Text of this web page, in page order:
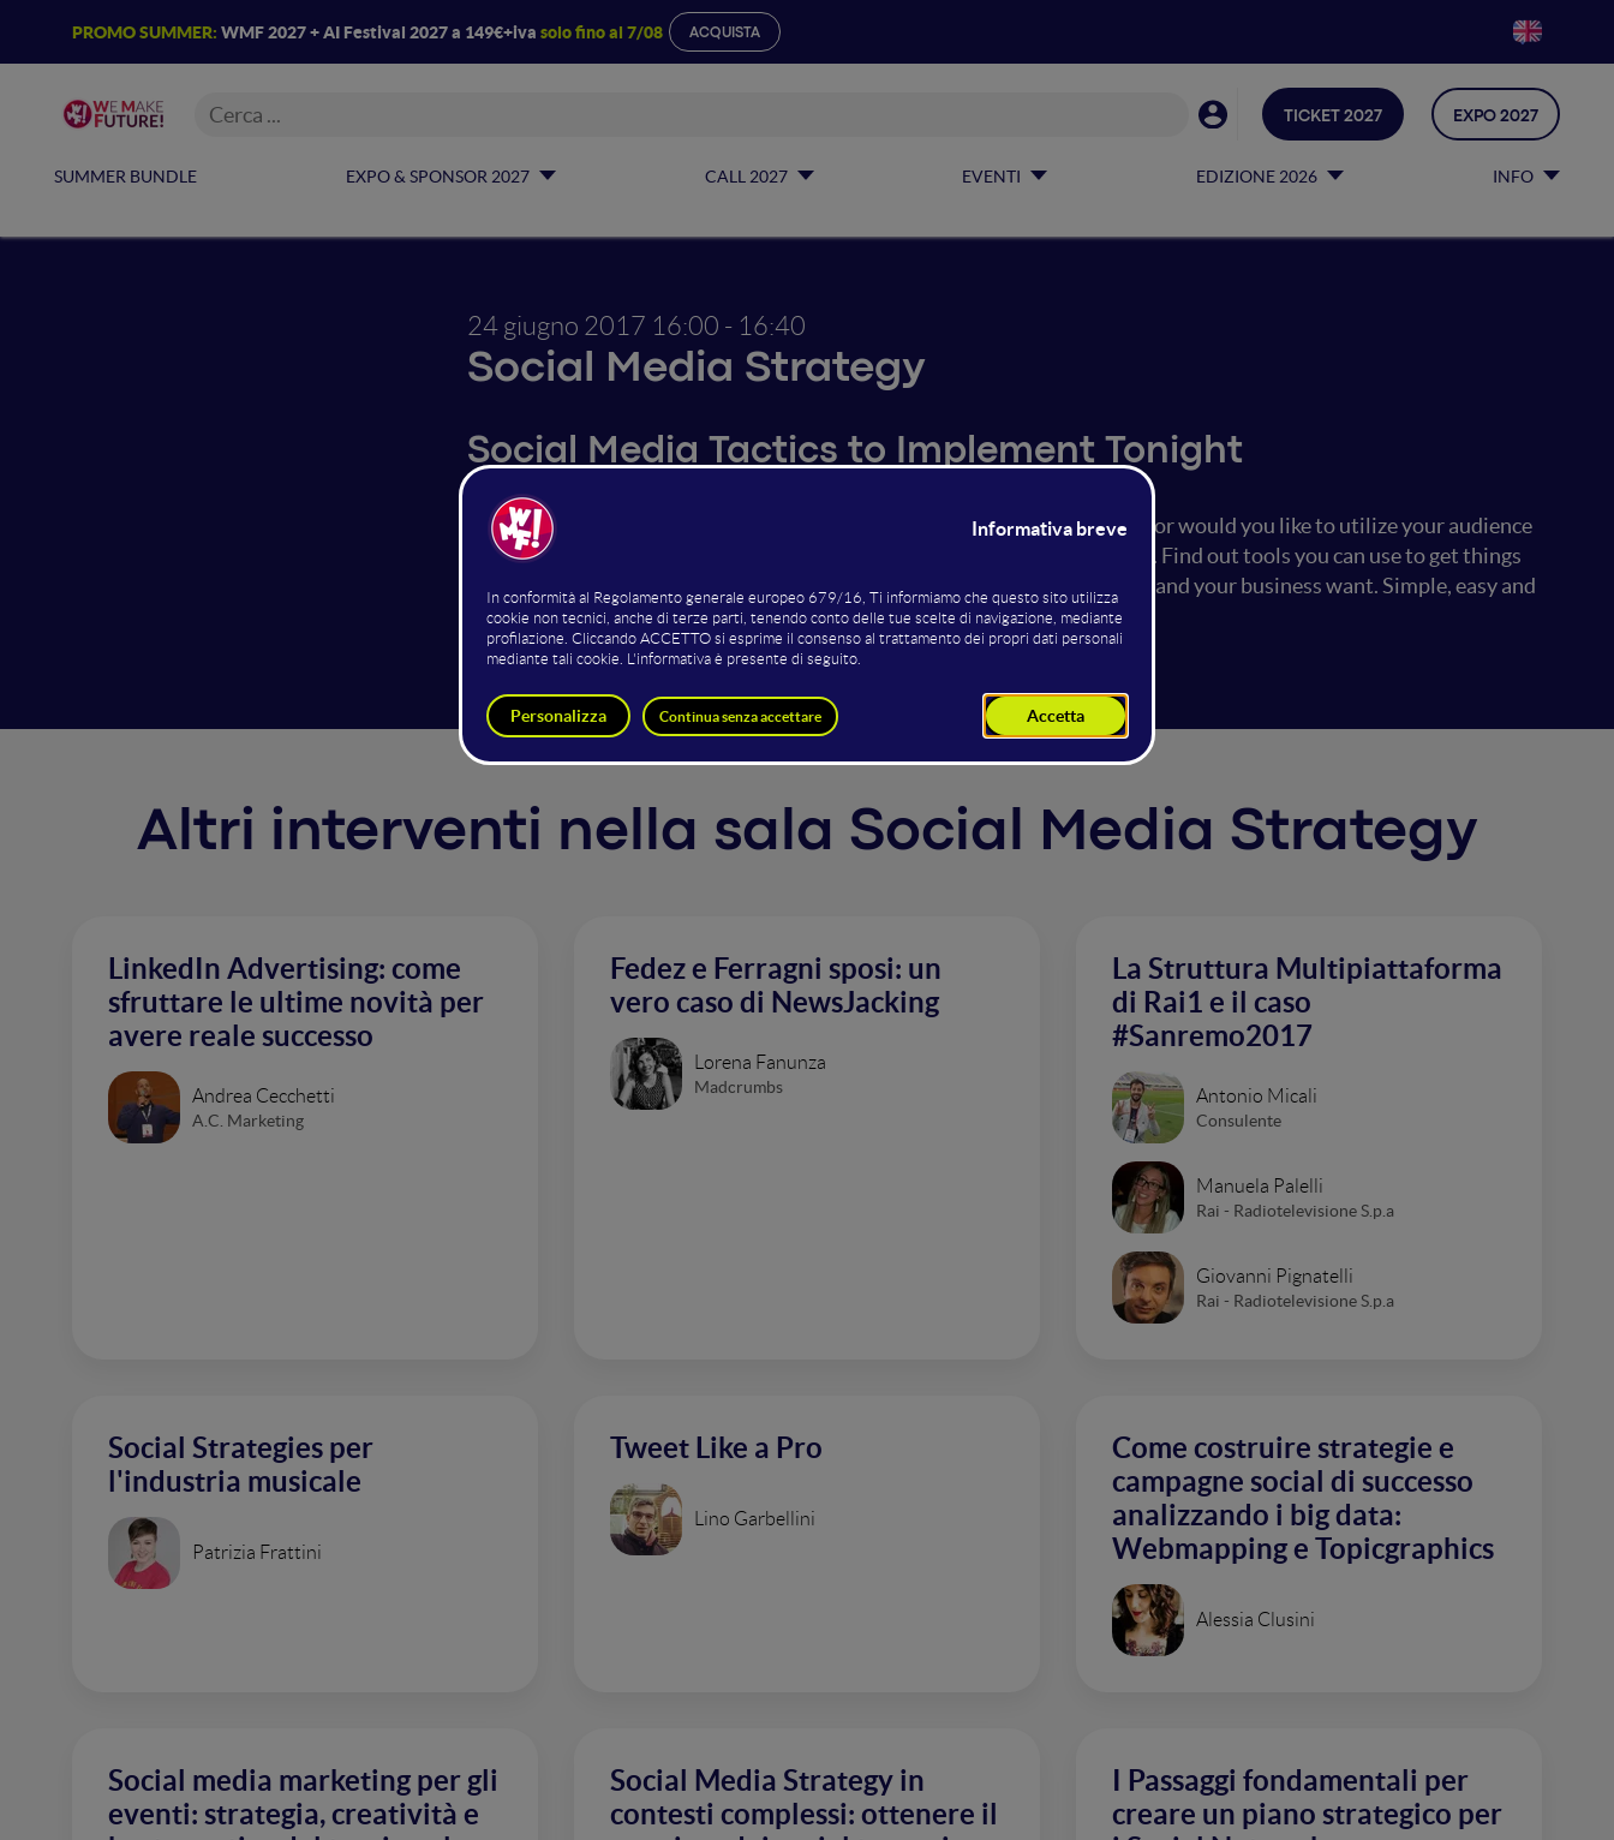
PROMO SUMMER: WMF 2027 + AI Festival 2027 a 149€+iva solo fino al 7/08 ACQUISTA
SUMMER BUNDLE EXPO & SPONSOR 2027 CALL 2027 EVENTI EDIZIONE 2026 INFO
TICKET 2027 EXPO 2027
24 giugno 2017 16:00 - 16:40
Social Media Strategy
Social Media Tactics to Implement Tonight
Do you run social media accounts but feel like you never have enough time or would you like to utilize your audience
better way? Discover how to work efficiently, save time and increase reach. Find out tools you can use to get things
done, how to distribute content between channels, and get the results you and your business want. Simple, easy and
without spending millions.
Altri interventi nella sala Social Media Strategy
LinkedIn Advertising: come
sfruttare le ultime novità per
avere reale successo
Andrea Cecchetti
A.C. Marketing
Fedez e Ferragni sposi: un
vero caso di NewsJacking
Lorena Fanunza
Madcrumbs
La Struttura Multipiattaforma
di Rai1 e il caso
#Sanremo2017
Antonio Micali
Consulente
Manuela Palelli
Rai - Radiotelevisione S.p.a
Giovanni Pignatelli
Rai - Radiotelevisione S.p.a
Social Strategies per
l'industria musicale
Patrizia Frattini
Tweet Like a Pro
Lino Garbellini
Come costruire strategie e
campagne social di successo
analizzando i big data:
Webmapping e Topicgraphics
Alessia Clusini
Social media marketing per gli
eventi: strategia, creatività e
Social Media Strategy in
contesti complessi: ottenere il
I Passaggi fondamentali per
creare un piano strategico per